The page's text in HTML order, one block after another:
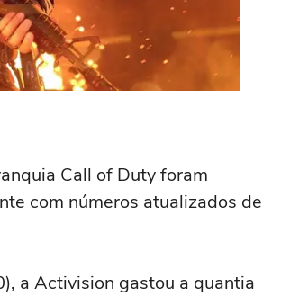
Call of Duty foram
com números atualizados de
a Activision gastou a quantia